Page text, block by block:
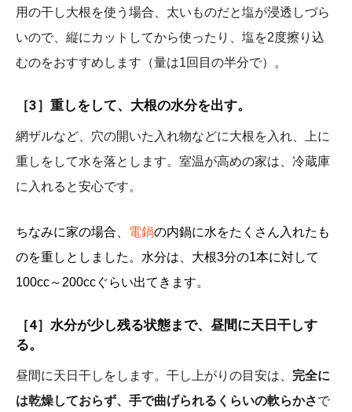
用の干し大根を使う場合、太いものだと塩が浸透しづら
いので、縦にカットしてから使ったり、塩を2度擦り込
むのをおすすめします（量は1回目の半分で）。
［3］ 重しをして、大根の水分を出す。
網ザルなど、穴の開いた入れ物などに大根を入れ、上に
重しをして水を落とします。室温が高めの家は、冷蔵庫
に入れると安心です。
ちなみに家の場合、 電鍋の内鍋に水をたくさん入れたも
のを重しとしました。水分は、大根3分の1本に対して
100cc～200ccぐらい出てきます。
［4］ 水分が少し残る状態まで、昼間に天日干しす
る。
昼間に天日干しをします。干し上がりの目安は、 完全に
は乾燥しておらず、手で曲げられるくらいの軟らかさで